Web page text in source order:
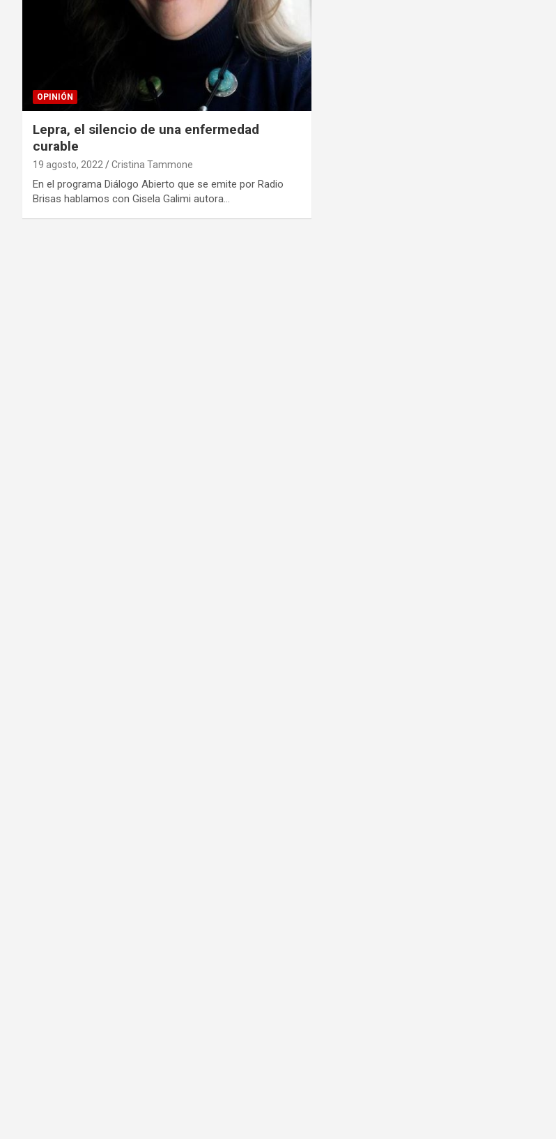
OPINIÓN
Lepra, el silencio de una enfermedad
curable
19 agosto, 2022 Cristina Tammone
En el programa Diálogo Abierto que se emite por Radio
Brisas hablamos con Gisela Galimi autora…